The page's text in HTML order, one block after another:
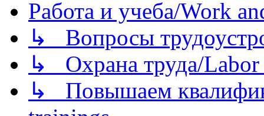
Работа и учеба/Work
↳ Вопросы
↳ Охрана труда/Labor
↳ Повышаем